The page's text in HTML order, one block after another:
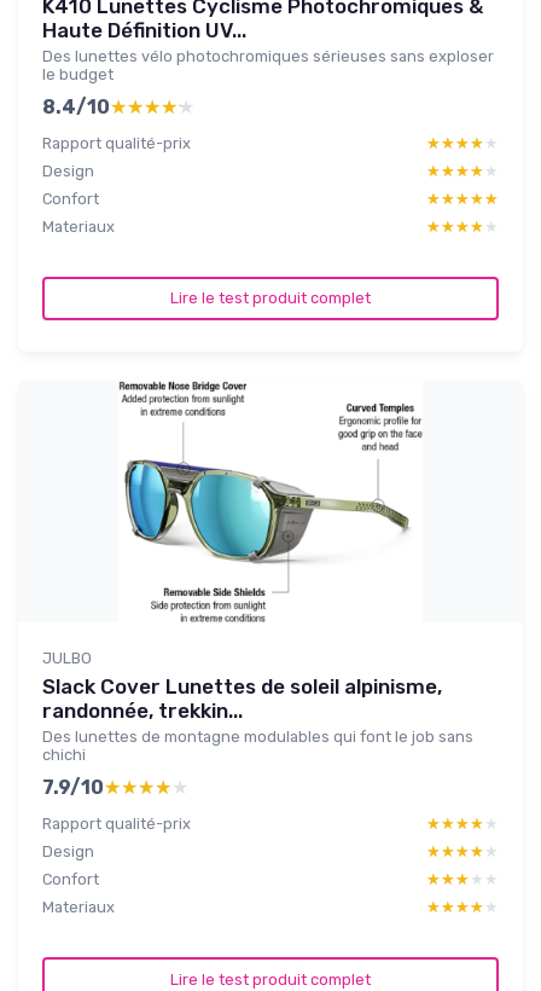
K410 Lunettes Cyclisme Photochromiques &
Haute Définition UV...
Des lunettes vélo photochromiques sérieuses sans exploser
le budget
8.4/10★★★★★
★★★★★
Rapport qualité-prix ★★★★★
★★★★★
Design
★★★★★
★★★★★
Confort
★★★★★
★★★★★
Materiaux
★★★★★
★★★★★
Lire le test produit complet
JULBO
Slack Cover Lunettes de soleil alpinisme,
randonnée, trekkin...
Des lunettes de montagne modulables qui font le job sans
chichi
7.9/10★★★★★
★★★★★
Rapport qualité-prix ★★★★★
★★★★★
Design
★★★★★
★★★★★
Confort
★★★★★
★★★★★
Materiaux
★★★★★
★★★★★
Lire le test produit complet